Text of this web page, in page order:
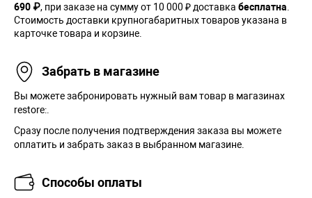
690 ₽, при заказе на сумму от 10 000 ₽ доставка бесплатна
Стоимость доставки крупногабаритных товаров указана в
карточке товара и корзине.
Забрать в магазине
Вы можете забронировать нужный вам товар в магазинах
restore:.
Сразу после получения подтверждения заказа вы можете
оплатить и забрать заказ в выбранном магазине.
Способы оплаты